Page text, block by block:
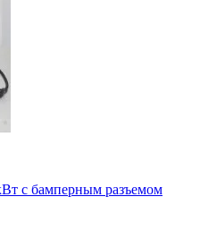
с бамперным разъемом